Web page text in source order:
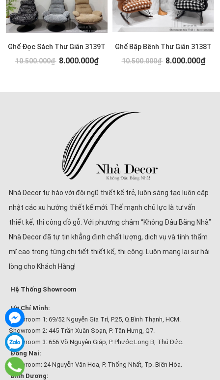
Ghế Đọc Sách Thư Giãn 3139T
10.500.000₫ 8.000.000₫
Ghế Bập Bênh Thư Giãn 3138T
10.500.000₫ 8.000.000₫
Nhà Decor tự hào với đội ngũ thiết kế trẻ, luôn sáng tạo luôn cập
nhật các xu hướng thiết kế mới. Thế mạnh chủ lực là tư vấn
thiết kế, thi công đồ gỗ. Với phương châm “Không Đâu Bằng Nhà”
Nhà Decor đã tự tin khẳng định chất lượng, dịch vụ và tính thẩm
mĩ cao trong từng chi tiết thiết kế, thi công. Luôn mang lại sự hài
lòng cho Khách Hàng!
Hệ Thống Showroom
Hồ Chí Minh:
Showroom 1: 69/52 Nguyễn Gia Trí, P.25, Q.Bình Thạnh, HCM.
Showroom 2: 445 Trần Xuân Soạn, P. Tân Hưng, Q7.
Showroom 3: 656 Võ Nguyên Giáp, P. Phước Long B, Thủ Đức.
Đồng Nai:
Showroom: 24 Nguyễn Văn Hoa, P. Thống Nhất, Tp. Biên Hòa.
Bình Dương: